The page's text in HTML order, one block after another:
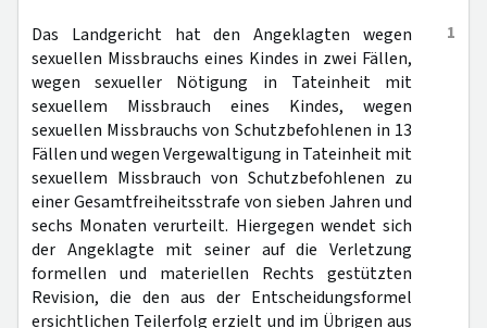
1
Das Landgericht hat den Angeklagten wegen
sexuellen Missbrauchs eines Kindes in zwei Fällen,
wegen sexueller Nötigung in Tateinheit mit
sexuellem Missbrauch eines Kindes, wegen
sexuellen Missbrauchs von Schutzbefohlenen in 13
Fällen und wegen Vergewaltigung in Tateinheit mit
sexuellem Missbrauch von Schutzbefohlenen zu
einer Gesamtfreiheitsstrafe von sieben Jahren und
sechs Monaten verurteilt. Hiergegen wendet sich
der Angeklagte mit seiner auf die Verletzung
formellen und materiellen Rechts gestützten
Revision, die den aus der Entscheidungsformel
ersichtlichen Teilerfolg erzielt und im Übrigen aus